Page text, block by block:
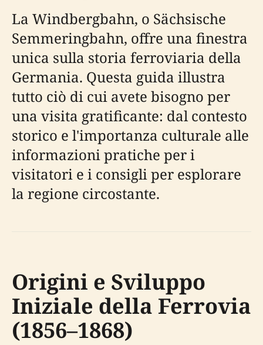
La Windbergbahn, o Sächsische
Semmeringbahn, offre una finestra
unica sulla storia ferroviaria della
Germania. Questa guida illustra
tutto ciò di cui avete bisogno per
una visita gratificante: dal contesto
storico e l'importanza culturale alle
informazioni pratiche per i
visitatori e i consigli per esplorare
la regione circostante.
Origini e Sviluppo
Iniziale della Ferrovia
(1856–1868)